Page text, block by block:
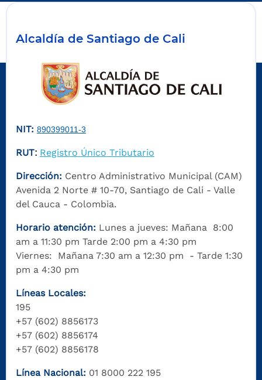
Alcaldía de Santiago de Cali
NIT: 890399011-3
RUT: Registro Único Tributario
Dirección: Centro Administrativo Municipal (CAM)
Avenida 2 Norte # 10-70, Santiago de Cali - Valle
del Cauca - Colombia.
Horario atención: Lunes a jueves: Mañana 8:00
am a 11:30 pm Tarde 2:00 pm a 4:30 pm
Viernes: Mañana 7:30 am a 12:30 pm - Tarde 1:30
pm a 4:30 pm
Líneas Locales:
195
+57 (602) 8856173
+57 (602) 8856174
+57 (602) 8856178
Línea Nacional: 01 8000 222 195